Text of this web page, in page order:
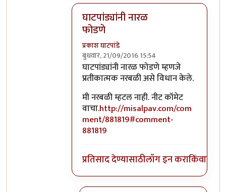
घाटपांड्यांनी नारळ
फोडणे
प्रकाश घाटपांडे
बुधवार, 21/09/2016 15:54
In reply toआत्मबंधवाल्यानी `कोहळा म्हणजे
घाटपांड्यांनी नारळ फोडणे म्हणजे
प्रतीकात्मक नरबळी असे विधान केले.
मी नरबळी म्हटल नाही. नीट कॉमेट
वाचा.http://misalpav.com/com
ment/881819#comment-
881819
प्रतिसाद देण्यासाठीलॉग इन कराकिंवा